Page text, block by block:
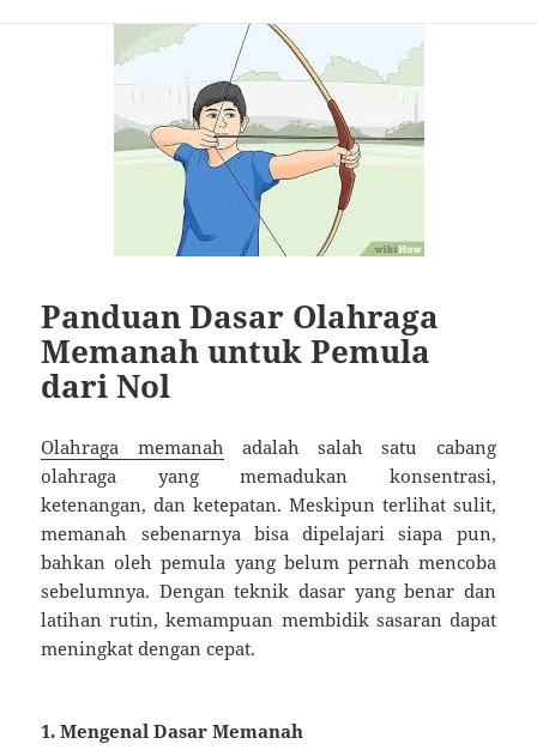
Panduan Dasar Olahraga
Memanah untuk Pemula
dari Nol
Olahraga memanah adalah salah satu cabang
olahraga yang memadukan konsentrasi,
ketenangan, dan ketepatan. Meskipun terlihat sulit,
memanah sebenarnya bisa dipelajari siapa pun,
bahkan oleh pemula yang belum pernah mencoba
sebelumnya. Dengan teknik dasar yang benar dan
latihan rutin, kemampuan membidik sasaran dapat
meningkat dengan cepat.
1. Mengenal Dasar Memanah